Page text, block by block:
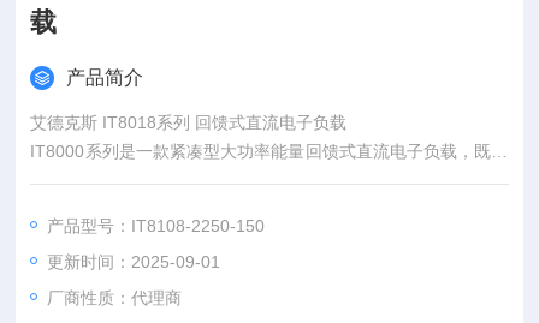
载
产品简介
艾德克斯 IT8018系列 回馈式直流电子负载
IT8000系列是一款紧凑型大功率能量回馈式直流电子负载，既能
模拟各种负载特性，又能将电能回馈电网，不但为用户节省了用
密度设计，3U体积内可提供高达18kW的功率吸收，通过主从并
联、主动均流，可将功率扩展至1.152MW，特别适用于大功率电
源、蓄电池、光伏电池、电动汽车、储能系统等测试领域。
产品型号：IT8108-2250-150
更新时间：2025-09-01
厂商性质：代理商